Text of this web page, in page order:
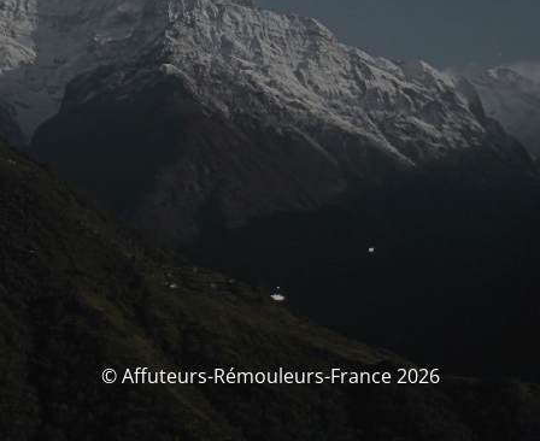
© Affuteurs-Rémouleurs-France 2026